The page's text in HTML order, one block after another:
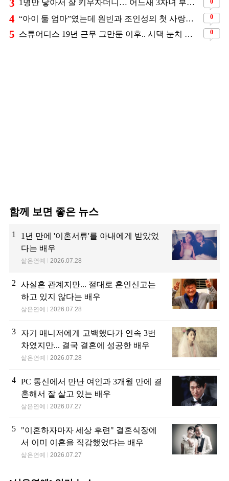
3 1명만 낳아서 잘 키우자더니… 어느새 3자녀 부모 된 스타커플 ❤️ 0
4 “아이 둘 엄마”였는데 원빈과 조인성의 첫 사랑이었던 배우 0
5 스튜어디스 19년 근무 그만둔 이후.. 시댁 눈치 보고 있다는 연예인의 아내 0
함께 보면 좋은 뉴스
1
1년 만에 '이혼서류'를 아내에게 받았었
다는 배우
삶은연예 2026.07.28
2 사실혼 관계지만... 절대로 혼인신고는
하고 있지 않다는 배우
삶은연예 2026.07.28
3
자기 매니저에게 고백했다가 연속 3번
차였지만... 결국 결혼에 성공한 배우
삶은연예 2026.07.28
4 PC 통신에서 만난 여인과 3개월 만에 결
혼해서 잘 살고 있는 배우
삶은연예 2026.07.27
5
"이혼하자마자 세상 후련" 결혼식장에
서 이미 이혼을 직감했었다는 배우
삶은연예 2026.07.27